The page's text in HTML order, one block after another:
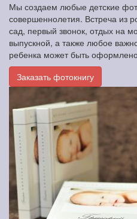
Мы создаем любые детские
совершеннолетия. Встреча из
сад, первый звонок, отдых на
выпускной, а также любое
ребенка может быть
Заказать фотокнигу